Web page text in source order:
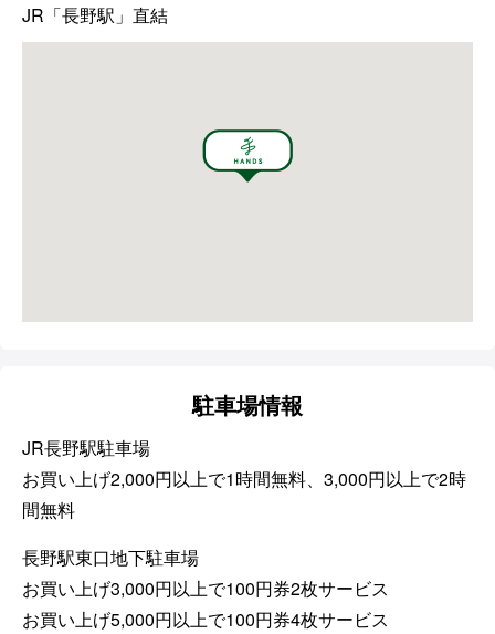
JR「長野駅」直結
駐車場情報
JR長野駅駐車場
お買い上げ2,000円以上で1時間無料、3,000円以上で2時
間無料
長野駅東口地下駐車場
お買い上げ3,000円以上で100円券2枚サービス
お買い上げ5,000円以上で100円券4枚サービス